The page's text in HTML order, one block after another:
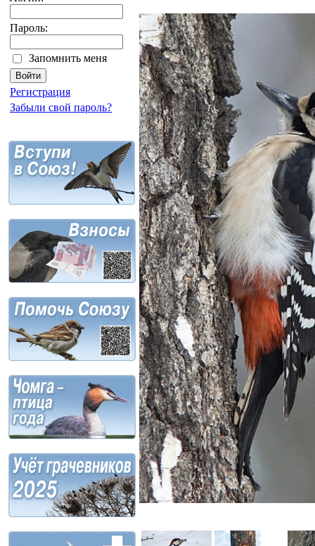
Пароль:
Запомнить меня
Регистрация
Забыли свой пароль?